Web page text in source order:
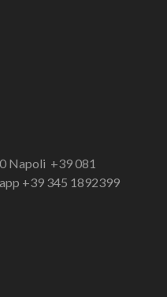
Napoli +39 081
+39 345 1892399